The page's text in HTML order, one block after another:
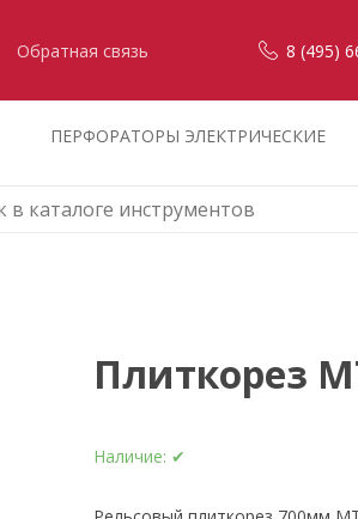
8 (495)
Обратная связь
ПЕРФОРАТОРЫ ЭЛЕКТРИЧЕСКИЕ
Плиткорез
Наличие: ✔